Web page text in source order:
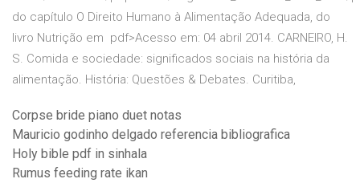
do capítulo O Direito Humano à Alimentação Adequada, do
livro Nutrição em pdf>Acesso em: 04 abril 2014. CARNEIRO, H.
S. Comida e sociedade: significados sociais na história da
alimentação. História: Questões & Debates. Curitiba,
Corpse bride piano duet notas
Mauricio godinho delgado referencia bibliografica
Holy bible pdf in sinhala
Rumus feeding rate ikan